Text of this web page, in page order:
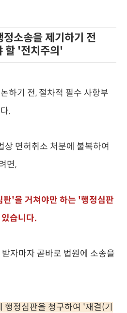
소송을 제기하기 전
할 '전치주의'
하기 전, 절차적 필수 사항부
.
상 면허취소 처분에 불복하여
면,
판'을 거쳐야만 하는 '행정심판
습니다.
자마자 곧바로 법원에 소송을
행정심판을 청구하여 '재결(기